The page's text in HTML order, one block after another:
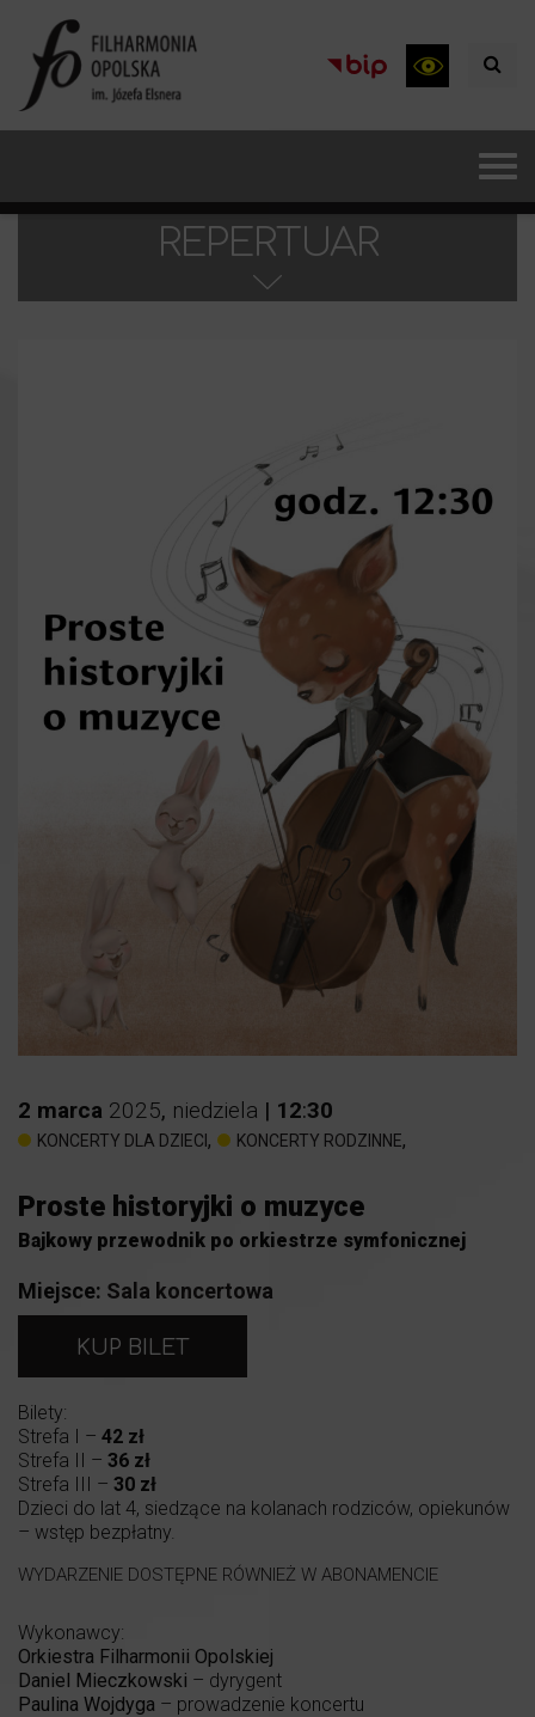
REPERTUAR
2 marca 2025, niedziela | 12:30
KONCERTY DLA DZIECI , KONCERTY RODZINNE,
Proste historyjki o muzyce
Bajkowy przewodnik po orkiestrze symfonicznej
Miejsce: Sala koncertowa
KUP BILET
Bilety:
Strefa I – 42 zł
Strefa II – 36 zł
Strefa III – 30 zł
Dzieci do lat 4, siedzące na kolanach rodziców, opiekunów
– wstęp bezpłatny.
WYDARZENIE DOSTĘPNE RÓWNIEŻ W ABONAMENCIE
Wykonawcy:
Orkiestra Filharmonii Opolskiej
Daniel Mieczkowski – dyrygent
Paulina Wojdyga – prowadzenie koncertu